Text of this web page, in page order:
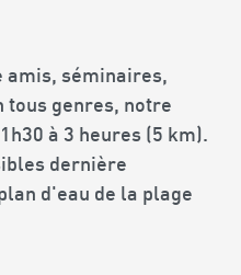
amis, séminaires,
tous genres, notre
à 3 heures (5 km).
dernière
d'eau de la plage